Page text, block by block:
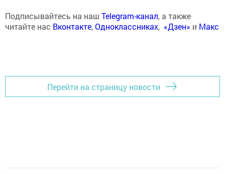
Подписывайтесь на наш Telegram-канал, а также
читайте нас Вконтакте,Одноклассниках, «Дзен» и Макс
Перейти на страницу новости